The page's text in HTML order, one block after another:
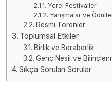
Yerel Festivaller
Yarışmalar ve
Resmi Törenler
Toplumsal Etkiler
Birlik ve Beraberlik
Genç Nesil ve
Sıkça Sorulan Sorular